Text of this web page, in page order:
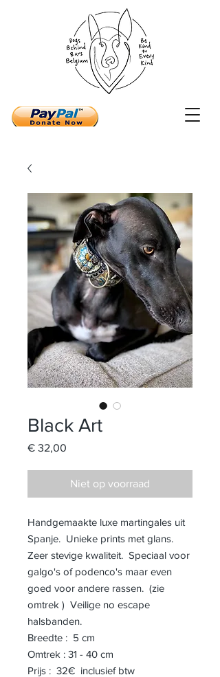
Black Art
€ 32,00
Niet op voorraad
Handgemaakte luxe martingales uit
Spanje. Unieke prints met glans.
Zeer stevige kwaliteit. Speciaal voor
galgo's of podenco's maar even
goed voor andere rassen. (zie
omtrek ) Veilige no escape
halsbanden.
Breedte : 5 cm
Omtrek : 31 - 40 cm
Prijs : 32€ inclusief btw